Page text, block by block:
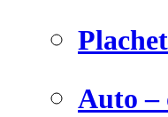
Auto –